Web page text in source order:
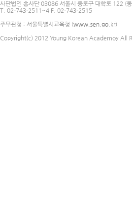
사단법인 흥사단 03086 서울시 종로구 대학로 122 (
T. 02-743-2511~4 F. 02-743-2515
주무관청 : 서울특별시교육청 (www.sen.go.kr)
Copyright(c) 2012 Young Korean Academoy All